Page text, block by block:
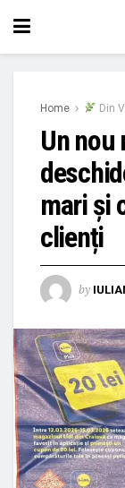
Home Din
Un nou
mari și
clienți
by